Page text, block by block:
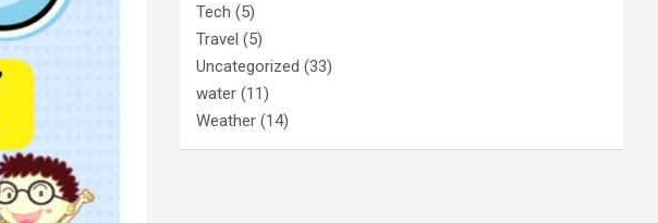
Tech (5)
Travel (5)
Uncategorized (33)
water (11)
Weather (14)